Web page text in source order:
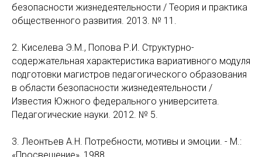
безопасности жизнедеятельности / Теория и практика
общественного развития. 2013. № 11.
2. Киселева Э.М., Попова Р.И. Структурно-
содержательная характеристика вариативного модуля
подготовки магистров педагогического образования
в области безопасности жизнедеятельности /
Известия Южного федерального университета.
Педагогические науки. 2012. № 5.
3. Леонтьев А.Н. Потребности, мотивы и эмоции. - М.: